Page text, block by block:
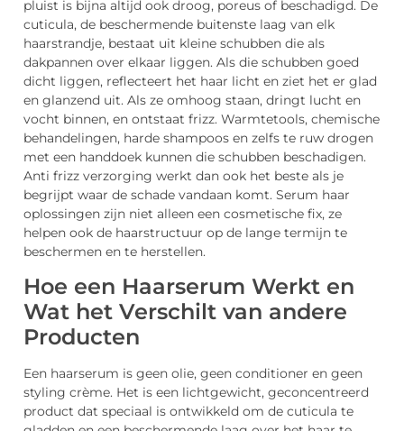
pluist is bijna altijd ook droog, poreus of beschadigd. De
cuticula, de beschermende buitenste laag van elk
haarstrandje, bestaat uit kleine schubben die als
dakpannen over elkaar liggen. Als die schubben goed
dicht liggen, reflecteert het haar licht en ziet het er glad
en glanzend uit. Als ze omhoog staan, dringt lucht en
vocht binnen, en ontstaat frizz. Warmtetools, chemische
behandelingen, harde shampoos en zelfs te ruw drogen
met een handdoek kunnen die schubben beschadigen.
Anti frizz verzorging werkt dan ook het beste als je
begrijpt waar de schade vandaan komt. Serum haar
oplossingen zijn niet alleen een cosmetische fix, ze
helpen ook de haarstructuur op de lange termijn te
beschermen en te herstellen.
Hoe een Haarserum Werkt en
Wat het Verschilt van andere
Producten
Een haarserum is geen olie, geen conditioner en geen
styling crème. Het is een lichtgewicht, geconcentreerd
product dat speciaal is ontwikkeld om de cuticula te